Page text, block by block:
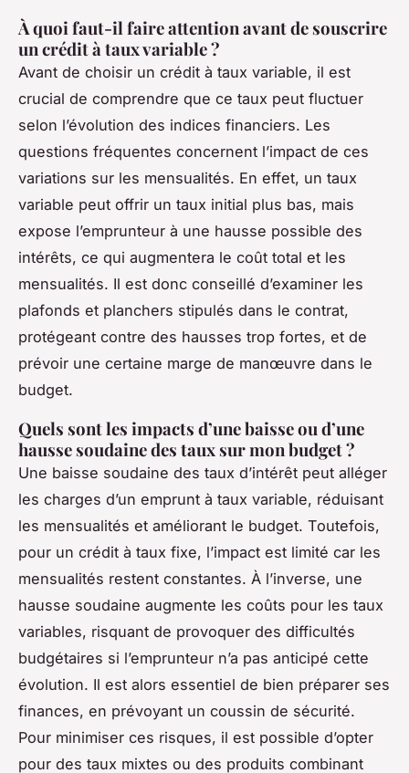
À quoi faut-il faire attention avant de souscrire
un crédit à taux variable ?
Avant de choisir un crédit à taux variable, il est
crucial de comprendre que ce taux peut fluctuer
selon l’évolution des indices financiers. Les
questions fréquentes concernent l’impact de ces
variations sur les mensualités. En effet, un taux
variable peut offrir un taux initial plus bas, mais
expose l’emprunteur à une hausse possible des
intérêts, ce qui augmentera le coût total et les
mensualités. Il est donc conseillé d’examiner les
plafonds et planchers stipulés dans le contrat,
protégeant contre des hausses trop fortes, et de
prévoir une certaine marge de manœuvre dans le
budget.
Quels sont les impacts d’une baisse ou d’une
hausse soudaine des taux sur mon budget ?
Une baisse soudaine des taux d’intérêt peut alléger
les charges d’un emprunt à taux variable, réduisant
les mensualités et améliorant le budget. Toutefois,
pour un crédit à taux fixe, l’impact est limité car les
mensualités restent constantes. À l’inverse, une
hausse soudaine augmente les coûts pour les taux
variables, risquant de provoquer des difficultés
budgétaires si l’emprunteur n’a pas anticipé cette
évolution. Il est alors essentiel de bien préparer ses
finances, en prévoyant un coussin de sécurité.
Pour minimiser ces risques, il est possible d’opter
pour des taux mixtes ou des produits combinant